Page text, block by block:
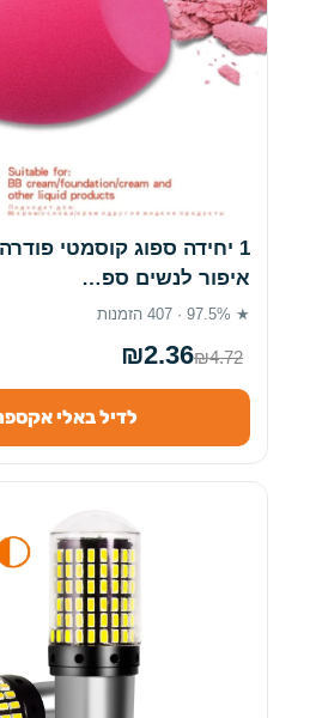
1 יחידה ספוג קוסמטי
איפור לנשים ספ…
★ 97.5% · 407 הזמנות
₪2.36₪4.72
לדיל באלי